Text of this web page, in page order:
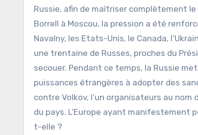
Russie, afin de maîtriser complètement
Borrell à Moscou, la pression a été
Navalny, les Etats-Unis, le Canada,
une trentaine de Russes, proches du
secouer. Pendant ce temps, la Russie
puissances étrangères à adopter des
contre Volkov, l’un organisateurs au
du pays. L’Europe ayant manifestement
t-elle ?